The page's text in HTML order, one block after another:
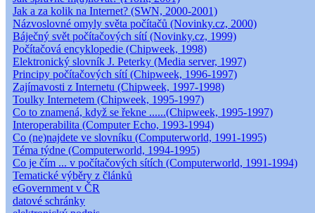
Jak a za kolik na Internet? (SWN, 2000-2001)
Názvoslovné omyly světa počítačů (Novinky.cz, 2000)
Báječný svět počítačových sítí (Novinky.cz, 1999)
Počítačová encyklopedie (Chipweek, 1998)
Elektronický slovník J. Peterky (Media server, 1997)
Principy počítačových sítí (Chipweek, 1996-1997)
Zajímavosti z Internetu (Chipweek, 1997-1998)
Toulky Internetem (Chipweek, 1995-1997)
Co to znamená, když se řekne ......(Chipweek, 1995-1997)
Interoperabilita (Computer Echo, 1993-1994)
Co (ne)najdete ve slovníku (Computerworld, 1991-1995)
Téma týdne (Computerworld, 1994-1995)
Co je čím ... v počítačových sítích (Computerworld, 1991-1994)
Tematické výběry z článků
eGovernment v ČR
datové schránky